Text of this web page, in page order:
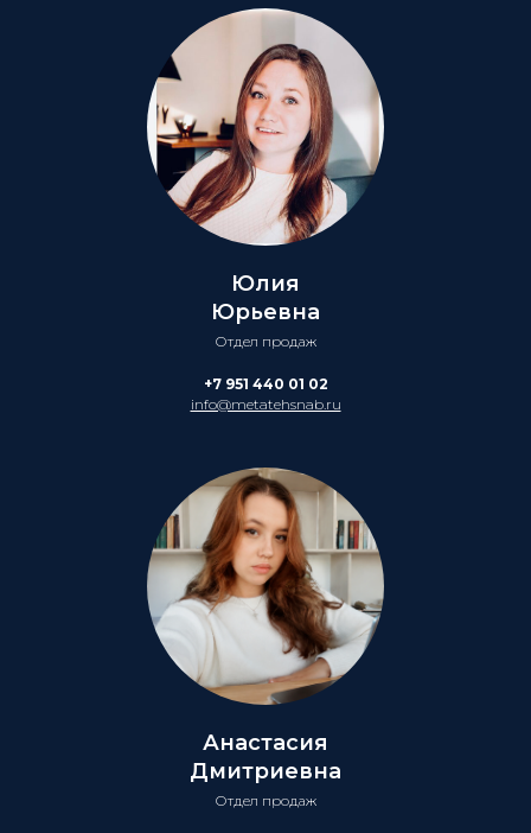
Юлия
Юрьевна
Отдел продаж
+7 951 440 01 02
info@metatehsnab.ru
Анастасия
Дмитриевна
Отдел продаж